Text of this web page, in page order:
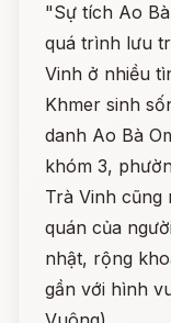
"Sự tích Ao
quá trình lưu
Vinh ở nhiều
Khmer sinh
danh Ao Bà
khóm 3,
Trà Vinh cũng
quán của
nhật, rộng
gần với hình